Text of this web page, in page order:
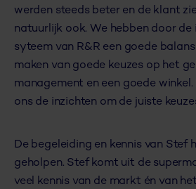
werden steeds beter en de klant
natuurlijk ook. We hebben door
syteem van R&R een goede
maken van goede keuzes op het
management en een goede
ons de inzichten om de juiste
De begeleiding en kennis van Stef
geholpen. Stef komt uit de
veel kennis van de markt én van